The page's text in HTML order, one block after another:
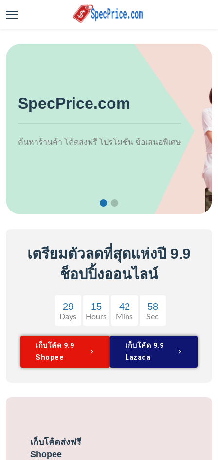
SpecPrice.com
ค้นหาร้านค้า โค้ดส่งฟรี โปรโมชั่น ข้อเสนอพิเศษ
เตรียมตัวลดที่สุดแห่งปี 9.9
ช็อปปิ้งออนไลน์
29
Days
15
Hours
42
Mins
58
Sec
เก็บโค้ด 9.9
Shopee
เก็บโค้ด 9.9
Lazada
เก็บโค้ดส่งฟรี
Shopee